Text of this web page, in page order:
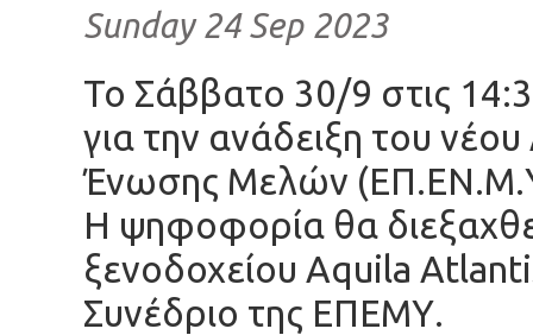
Sunday 24 Sep 2023
Το Σάββατο 30/9 στις
για την ανάδειξη του νέου
Ένωσης Μελών
Η ψηφοφορία θα
ξενοδοχείου Aquila
Συνέδριο της ΕΠΕΜΥ.